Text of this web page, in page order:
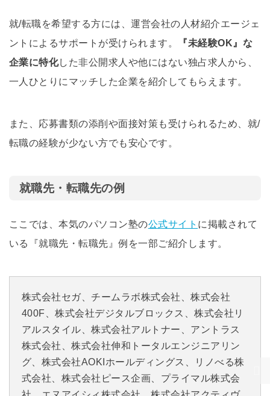
就/転職を希望する方には、運営会社の人材紹介エージェ
ントによるサポートが受けられます。
『未経験OK』な
企業に特化した非公開求人や他にはない独占求人から、
一人ひとりにマッチした企業を紹介してもらえます。
また、応募書類の添削や面接対策も受けられるため、就/
転職の経験が少ない方でも安心です。
就職先・転職先の例
ここでは、本気のパソコン塾の公式サイト に掲載されて
いる『就職先・転職先』例を一部ご紹介します。
株式会社セガ、チームラボ株式会社、株式会社
400F、株式会社デジタルブロックス、株式会社リ
アルスタイル、株式会社アルトナー、アントラス
株式会社、株式会社伸和トータルエンジニアリン
グ、株式会社AOKIホールディングス、リノべる株
式会社、株式会社ピース企画、プライマル株式会